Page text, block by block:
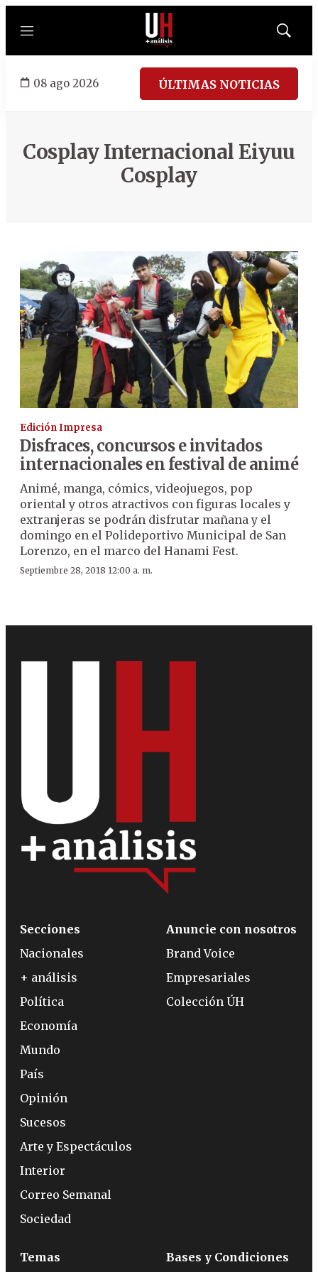
Menú
Mostrar
08 ago 2026 ÚLTIMAS NOTICIAS
Cosplay Internacional Eiyuu
Cosplay
Edición Impresa
Disfraces, concursos e invitados
internacionales en festival de animé
Animé, manga, cómics, videojuegos, pop
oriental y otros atractivos con figuras locales y
extranjeras se podrán disfrutar mañana y el
domingo en el Polideportivo Municipal de San
Lorenzo, en el marco del Hanami Fest.
Septiembre 28, 2018 12:00 a. m.
Secciones
Nacionales
+ análisis
Política
Economía
Mundo
País
Opinión
Sucesos
Arte y Espectáculos
Interior
Correo Semanal
Sociedad
Anuncie con nosotros
Brand Voice
Empresariales
Colección ÚH
Temas Bases y Condiciones